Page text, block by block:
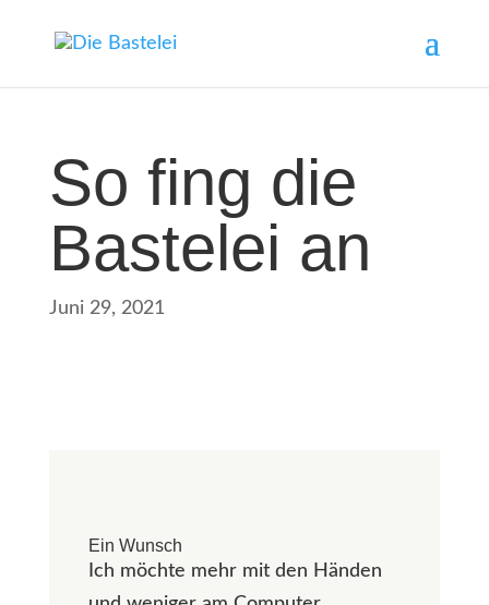
So fing die
Bastelei an
Juni 29, 2021
Ein Wunsch
Ich möchte mehr mit den Händen